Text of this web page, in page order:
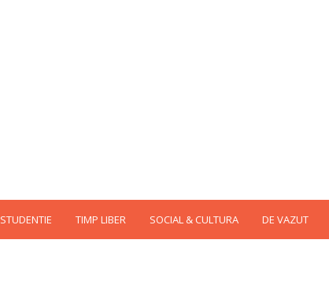
STUDENTIE TIMP LIBER SOCIAL & CULTURA DE VAZUT